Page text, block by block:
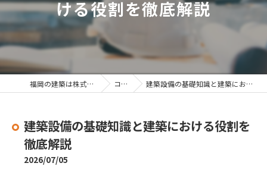
ける役割を徹底解説
福岡の建築は株式会社誠榮技巧 コラム 建築設備の基礎知識と建築における役割を徹底解説
建築設備の基礎知識と建築における役割を
徹底解説
2026/07/05